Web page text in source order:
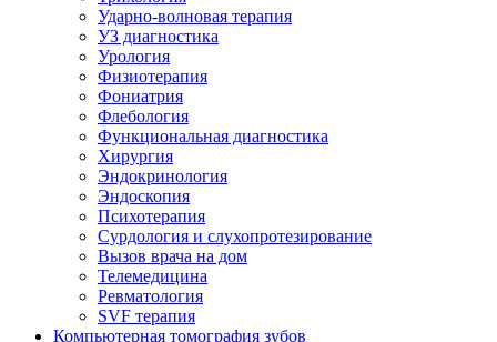
Ударно-волновая терапия
УЗ диагностика
Урология
Физиотерапия
Фониатрия
Флебология
Функциональная диагностика
Хирургия
Эндокринология
Эндоскопия
Психотерапия
Сурдология и слухопротезирование
Вызов врача на дом
Телемедицина
Ревматология
SVF терапия
Компьютерная томография зубов